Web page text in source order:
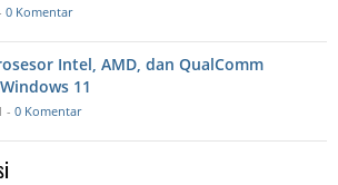
0 Komentar
Intel, AMD, dan QualComm
11
- 0 Komentar